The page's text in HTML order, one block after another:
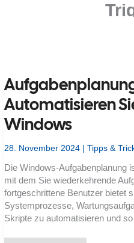
Automatisieren
Windows
28. November 2024 |Tipps &
Die Windows-Aufgabenplanung
mit dem Sie wiederkehrende
fortgeschrittene Benutzer bietet
Systemprozesse,
Skripte zu automatisieren und